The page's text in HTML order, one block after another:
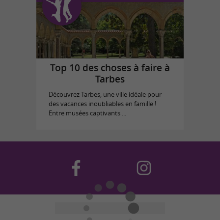
Top 10 des choses à faire à
Tarbes
Découvrez Tarbes, une ville idéale pour
des vacances inoubliables en famille !
Entre musées captivants ...